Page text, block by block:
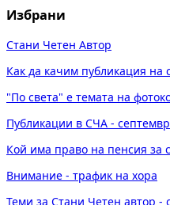
Избрани
Стани Четен Автор
Как да качим публикация на
"По света" е темата на
Публикации в СЧА -
Кой има право на пенсия за
Внимание - трафик на хора
Теми за Стани Четен автор -